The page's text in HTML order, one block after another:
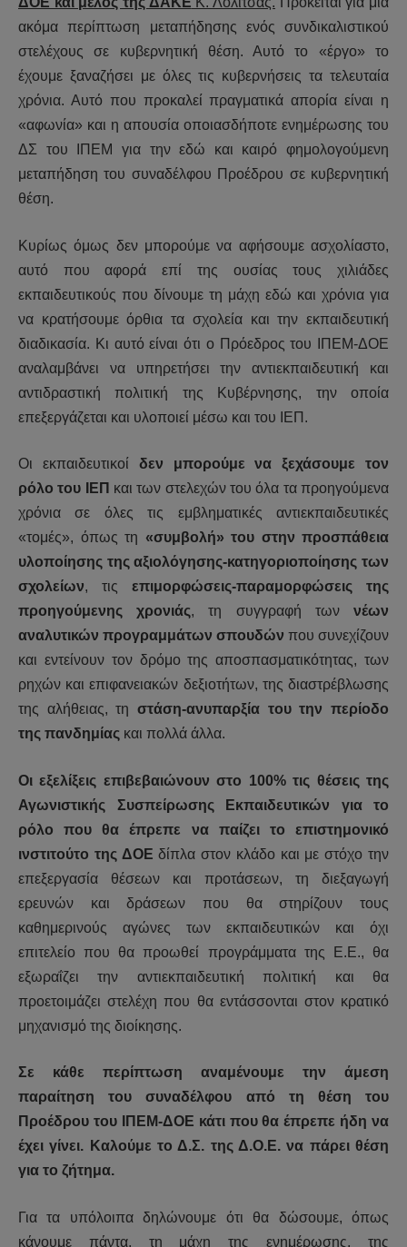
ακόμα περίπτωση μεταπήδησης ενός συνδικαλιστικού
στελέχους σε κυβερνητική θέση. Αυτό το «έργο» το
έχουμε ξαναζήσει με όλες τις κυβερνήσεις τα τελευταία
χρόνια. Αυτό που προκαλεί πραγματικά απορία είναι η
«αφωνία» και η απουσία οποιασδήποτε ενημέρωσης του
ΔΣ του ΙΠΕΜ για την εδώ και καιρό φημολογούμενη
μεταπήδηση του συναδέλφου Προέδρου σε κυβερνητική
θέση.
Κυρίως όμως δεν μπορούμε να αφήσουμε ασχολίαστο,
αυτό που αφορά επί της ουσίας τους χιλιάδες
εκπαιδευτικούς που δίνουμε τη μάχη εδώ και χρόνια για
να κρατήσουμε όρθια τα σχολεία και την εκπαιδευτική
διαδικασία. Κι αυτό είναι ότι ο Πρόεδρος του ΙΠΕΜ-ΔΟΕ
αναλαμβάνει να υπηρετήσει την αντιεκπαιδευτική και
αντιδραστική πολιτική της Κυβέρνησης, την οποία
επεξεργάζεται και υλοποιεί μέσω και του ΙΕΠ.
Οι εκπαιδευτικοί δεν μπορούμε να ξεχάσουμε τον
ρόλο του ΙΕΠ και των στελεχών του όλα τα προηγούμενα
χρόνια σε όλες τις εμβληματικές αντιεκπαιδευτικές
«τομές», όπως τη «συμβολή» του στην προσπάθεια
υλοποίησης της αξιολόγησης-κατηγοριοποίησης των
σχολείων, τις επιμορφώσεις-παραμορφώσεις της
προηγούμενης χρονιάς, τη συγγραφή τωννέων
αναλυτικών προγραμμάτων σπουδών που συνεχίζουν
και εντείνουν τον δρόμο της αποσπασματικότητας, των
ρηχών και επιφανειακών δεξιοτήτων, της διαστρέβλωσης
της αλήθειας, τη στάση-ανυπαρξία του την περίοδο
της πανδημίας και πολλά άλλα.
Οι εξελίξεις επιβεβαιώνουν στο 100% τις θέσεις της
Αγωνιστικής Συσπείρωσης Εκπαιδευτικών για το
ρόλο που θα έπρεπε να παίζει το επιστημονικό
ινστιτούτο της ΔΟΕ δίπλα στον κλάδο και με στόχο την
επεξεργασία θέσεων και προτάσεων, τη διεξαγωγή
ερευνών και δράσεων που θα στηρίζουν τους
καθημερινούς αγώνες των εκπαιδευτικών και όχι
επιτελείο που θα προωθεί προγράμματα της Ε.Ε., θα
εξωραΐζει την αντιεκπαιδευτική πολιτική και θα
προετοιμάζει στελέχη που θα εντάσσονται στον κρατικό
μηχανισμό της διοίκησης.
Σε κάθε περίπτωση αναμένουμε την άμεση
παραίτηση του συναδέλφου από τη θέση του
Προέδρου του ΙΠΕΜ-ΔΟΕ κάτι που θα έπρεπε ήδη να
έχει γίνει. Καλούμε το Δ.Σ. της Δ.Ο.Ε. να πάρει θέση
για το ζήτημα.
Για τα υπόλοιπα δηλώνουμε ότι θα δώσουμε, όπως
κάνουμε πάντα, τη μάχη της ενημέρωσης, της